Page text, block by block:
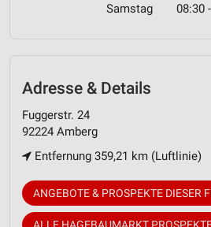
Samstag 08:30
Adresse & Details
Fuggerstr. 24
92224 Amberg
Entfernung 359,21 km (Luftlinie)
ANGEBOTE & PROSPEKTE DIESER
ALLE HAGEBAUMARKT